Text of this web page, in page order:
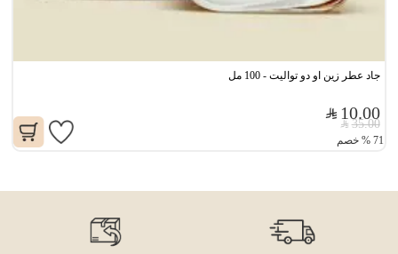
جاد عطر زين او دو تواليت - 100 مل
10.00
35.00
71
% خصم